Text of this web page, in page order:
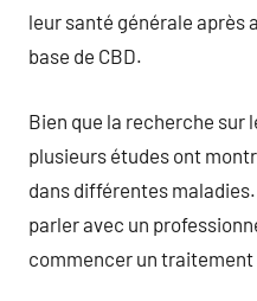
leur santé générale après
base de CBD.
Bien que la recherche sur
plusieurs études ont
dans différentes
parler avec un
commencer un traitement